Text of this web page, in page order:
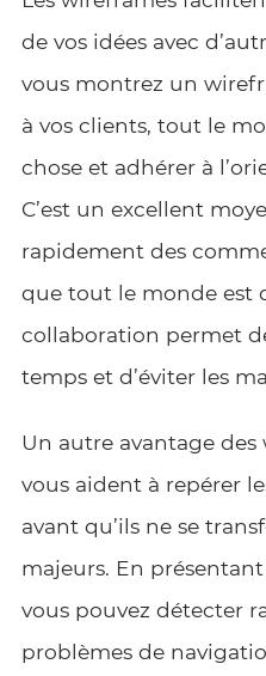
de vos idées avec
vous montrez un
à vos clients, tout le
chose et adhérer à
C’est un excellent
rapidement des
que tout le monde est
collaboration permet
temps et d’éviter les
Un autre avantage des
vous aident à repérer
avant qu’ils ne se
majeurs. En
vous pouvez détecter
problèmes de